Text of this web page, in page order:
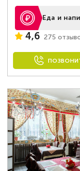
Еда и
4,6 275